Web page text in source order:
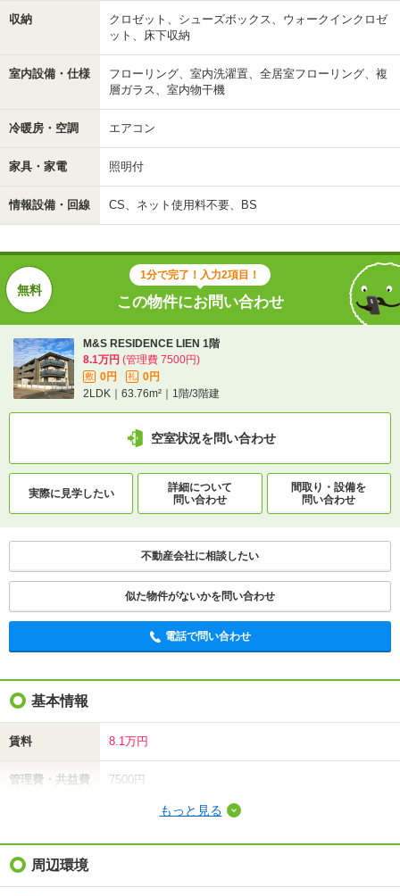
収納
クロゼット、シューズボックス、ウォークインクロゼ
ット、床下収納
室内設備・仕様
フローリング、室内洗濯置、全居室フローリング、複
層ガラス、室内物干機
冷暖房・空調 エアコン
家具・家電 照明付
情報設備・回線 CS、ネット使用料不要、BS
1分で完了！入力2項目！
この物件にお問い合わせ
M&S RESIDENCE LIEN 1階
8.1万円 (管理費 7500円)
敷 0円 礼
0円
2LDK｜63.76m²｜1階/3階建
空室状況を問い合わせ
実際に見学したい
詳細について
問い合わせ
間取り・設備を
問い合わせ
不動産会社に相談したい
似た物件がないかを問い合わせ
電話で問い合わせ
基本情報
賃料 8.1万円
管理費・共益費 7500円
礼金（敷引・償
却金）
もっと見る
周辺環境